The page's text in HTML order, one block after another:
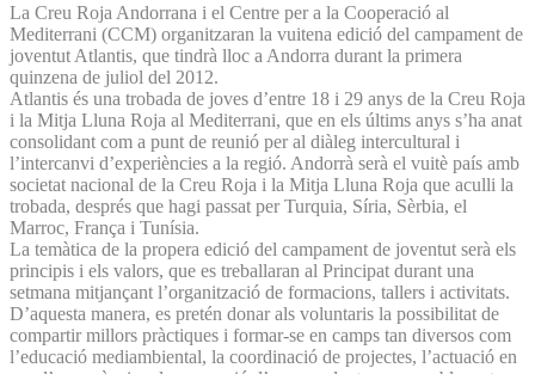
La Creu Roja Andorrana i el Centre per a la Cooperació al
Mediterrani (CCM) organitzaran la vuitena edició del campament de
joventut Atlantis, que tindrà lloc a Andorra durant la primera
quinzena de juliol del 2012.
Atlantis és una trobada de joves d’entre 18 i 29 anys de la Creu Roja
i la Mitja Lluna Roja al Mediterrani, que en els últims anys s’ha anat
consolidant com a punt de reunió per al diàleg intercultural i
l’intercanvi d’experiències a la regió. Andorrà serà el vuitè país amb
societat nacional de la Creu Roja i la Mitja Lluna Roja que aculli la
trobada, després que hagi passat per Turquia, Síria, Sèrbia, el
Marroc, França i Tunísia.
La temàtica de la propera edició del campament de joventut serà els
principis i els valors, que es treballaran al Principat durant una
setmana mitjançant l’organització de formacions, tallers i activitats.
D’aquesta manera, es pretén donar als voluntaris la possibilitat de
compartir millors pràctiques i formar-se en camps tan diversos com
l’educació mediambiental, la coordinació de projectes, l’actuació en